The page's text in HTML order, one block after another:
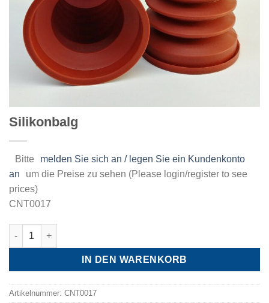
Silikonbalg
Bitte
melden Sie sich an / legen Sie ein Kundenkonto
an
um die Preise zu sehen (Please login/register to see
prices)
CNT0017
Silikonbalg Menge
IN DEN WARENKORB
Artikelnummer: CNT0017